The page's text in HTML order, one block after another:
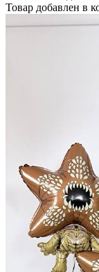
Товар добавлен в